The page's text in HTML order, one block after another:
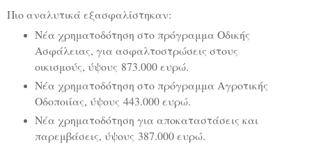
Πιο αναλυτικά εξασφαλίστηκαν:
Νέα χρηματοδότηση στο πρόγραμμα Οδικής
Ασφάλειας, για ασφαλτοστρώσεις στους
οικισμούς, ύψους 873.000 ευρώ.
Νέα χρηματοδότηση στο πρόγραμμα Αγροτικής
Οδοποιίας, ύψους 443.000 ευρώ.
Νέα χρηματοδότηση για αποκαταστάσεις και
παρεμβάσεις, ύψους 387.000 ευρώ.